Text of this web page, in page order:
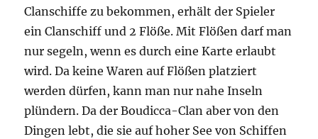
Clanschiffe zu bekommen, erhält der Spieler
ein Clanschiff und 2 Flöße. Mit Flößen darf man
nur segeln, wenn es durch eine Karte erlaubt
wird. Da keine Waren auf Flößen platziert
werden dürfen, kann man nur nahe Inseln
plündern. Da der Boudicca-Clan aber von den
Dingen lebt, die sie auf hoher See von Schiffen